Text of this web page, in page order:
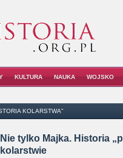
KULTURA NAUKA WOJSKO
KOLARSTWA"
Nie tylko Majka. Historia
kolarstwie